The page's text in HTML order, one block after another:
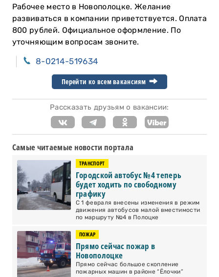
Рабочее место в Новополоцке. Желание
развиваться в компании приветствуется. Оплата
800 рублей. Официальное оформление. По
уточняющим вопросам звоните.
8-0214-519634
Перейти ко всем вакансиям
Рассказать друзьям о вакансии:
Самые читаемые новости портала
ТРАНСПОРТ
Городской автобус №4 теперь
будет ходить по свободному
графику
С 1 февраля внесены изменения в режим
движения автобусов малой вместимости
по маршруту №4 в Полоцке
ПОЖАР
Прямо сейчас пожар в
Новополоцке
Прямо сейчас большое скопление
пожарных машин в районе “Ёлочки”